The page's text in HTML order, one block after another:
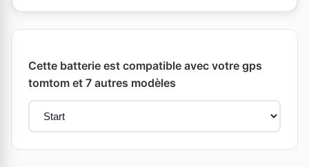
Cette batterie est compatible avec votre gps
tomtom et 7 autres modèles